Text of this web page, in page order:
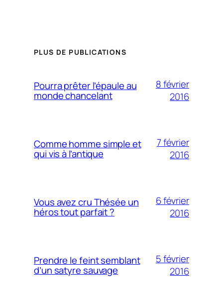
PLUS DE PUBLICATIONS
Pourra prêter l’épaule au
monde chancelant
8 février
2016
Comme homme simple et
qui vis à l’antique
7 février
2016
Vous avez cru Thésée un
héros tout parfait ?
6 février
2016
Prendre le feint semblant
d’un satyre sauvage
5 février
2016